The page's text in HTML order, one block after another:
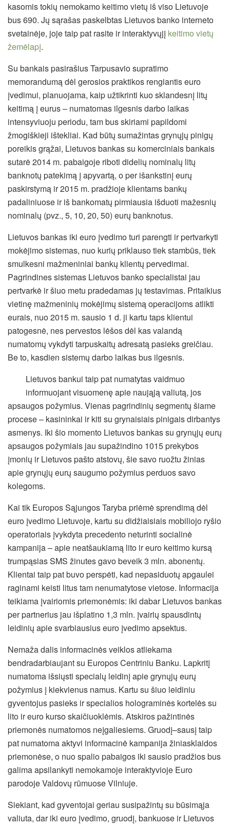
kasomis tokių nemokamo keitimo vietų iš viso Lietuvoje
bus 690. Jų sąrašas paskelbtas Lietuvos banko interneto
svetainėje, joje taip pat rasite ir interaktyvųjį keitimo vietų
žemėlapį.
Su bankais pasirašius Tarpusavio supratimo
memorandumą dėl gerosios praktikos rengiantis euro
įvedimui, planuojama, kaip užtikrinti kuo sklandesnį litų
keitimą į eurus – numatomas ilgesnis darbo laikas
intensyviuoju periodu, tam bus skiriami papildomi
žmogiškieji ištekliai. Kad būtų sumažintas grynųjų pinigų
poreikis grąžai, Lietuvos bankas su komerciniais bankais
sutarė 2014 m. pabaigoje riboti didelių nominalų litų
banknotų patekimą į apyvartą, o per išankstinį eurų
paskirstymą ir 2015 m. pradžioje klientams bankų
padaliniuose ir iš bankomatų pirmiausia išduoti mažesnių
nominalų (pvz., 5, 10, 20, 50) eurų banknotus.
Lietuvos bankas iki euro įvedimo turi parengti ir pertvarkyti
mokėjimo sistemas, nuo kurių priklauso tiek stambūs, tiek
smulkesni mažmeniniai bankų klientų pervedimai.
Pagrindines sistemas Lietuvos banko specialistai jau
pertvarkė ir šiuo metu pradedamas jų testavimas. Pritaikius
vietinę mažmeninių mokėjimų sistemą operacijoms atlikti
eurais, nuo 2015 m. sausio 1 d. ji kartu taps klientui
patogesnė, nes pervestos lėšos dėl kas valandą
numatomų vykdyti tarpuskaitų adresatą pasieks greičiau.
Be to, kasdien sistemų darbo laikas bus ilgesnis.
Lietuvos bankui taip pat numatytas vaidmuo
informuojant visuomenę apie naująją valiutą, jos
apsaugos požymius. Vienas pagrindinių segmentų šiame
procese – kasininkai ir kiti su grynaisiais pinigais dirbantys
asmenys. Iki šio momento Lietuvos bankas su grynųjų eurų
apsaugos požymiais jau supažindino 1015 prekybos
įmonių ir Lietuvos pašto atstovų, šie savo ruožtu žinias
apie grynųjų eurų saugumo požymius perduos savo
kolegoms.
Kai tik Europos Sąjungos Taryba priėmė sprendimą dėl
euro įvedimo Lietuvoje, kartu su didžiaisiais mobiliojo ryšio
operatoriais įvykdyta precedento neturinti socialinė
kampanija – apie neatšaukiamą lito ir euro keitimo kursą
trumpąsias SMS žinutes gavo beveik 3 mln. abonentų.
Klientai taip pat buvo perspėti, kad nepasiduotų apgaulei
raginami keisti litus tam nenumatytose vietose. Informacija
teikiama įvairiomis priemonėmis: iki dabar Lietuvos bankas
per partnerius jau išplatino 1,3 mln. įvairių spausdintų
leidinių apie svarbiausius euro įvedimo apsektus.
Nemaža dalis informacinės veiklos atliekama
bendradarbiaujant su Europos Centriniu Banku. Lapkritį
numatoma išsiųsti specialų leidinį apie grynųjų eurų
požymius į kiekvienus namus. Kartu su šiuo leidiniu
gyventojus pasieks ir specialios holograminės kortelės su
lito ir euro kurso skaičiuoklėmis. Atskiros pažintinės
priemonės numatomos neįgaliesiems. Gruodį–sausį taip
pat numatoma aktyvi informacinė kampanija žiniasklaidos
priemonėse, o nuo spalio pabaigos iki sausio pradžios bus
galima apsilankyti nemokamoje interaktyvioje Euro
parodoje Valdovų rūmuose Vilniuje.
Siekiant, kad gyventojai geriau susipažintų su būsimąja
valiuta, dar iki euro įvedimo, gruodį, bankuose ir Lietuvos